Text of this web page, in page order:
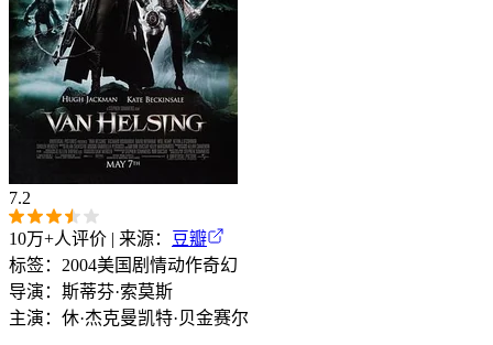
7.2
10万+人评价 | 来源：
豆瓣
标签： 2004美国 剧情动作奇幻
导演： 斯蒂芬·索莫斯
主演： 休·杰克曼凯特·贝金赛尔